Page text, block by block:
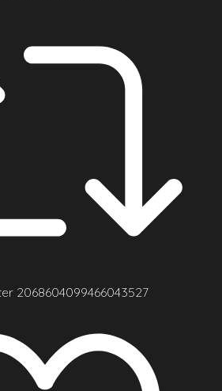
2068604099466043527